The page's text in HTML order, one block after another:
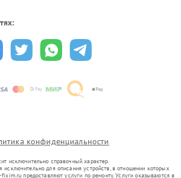
конфиденциальности
исключительно справочный характер.
исключительно для описания устройств, в отношении которых
предоставляют услуги по ремонту. Услуги оказываются в